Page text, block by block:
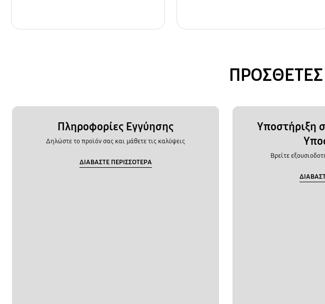
Πληροφορίες Εγγύησης
Δηλώστε το προϊόν σας και μάθετε τις καλύψεις
ΔΙΑΒΑΣΤΕ ΠΕΡΙΣΣΟΤΕΡΑ
Υποστήριξη
Βρείτε